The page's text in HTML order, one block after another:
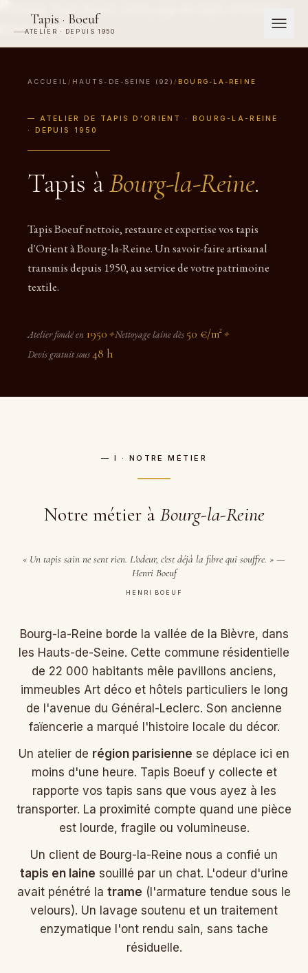
Tapis · Boeuf
ATELIER · DEPUIS 1950
ACCUEIL / HAUTS-DE-SEINE (92) / BOURG-LA-REINE
— ATELIER DE TAPIS D'ORIENT · BOURG-LA-REINE
· DEPUIS 1950
Tapis àBourg-la-Reine.
Tapis Boeuf nettoie, restaure et expertise vos tapis
d'Orient à Bourg-la-Reine. Un savoir-faire artisanal
transmis depuis 1950, au service de votre patrimoine
textile.
Atelier fondé en 1950 ✦Nettoyage laine dès 50 €/m² ✦
Devis gratuit sous48 h
— I · NOTRE MÉTIER
Notre métier à Bourg-la-Reine
« Un tapis sain ne sent rien. L'odeur, c'est déjà la fibre qui souffre. » —
Henri Boeuf
HENRI BOEUF
Bourg-la-Reine borde la vallée de la Bièvre, dans
les Hauts-de-Seine. Cette commune résidentielle
de 22 000 habitants mêle pavillons anciens,
immeubles Art déco et hôtels particuliers le long
de l'avenue du Général-Leclerc. Son ancienne
faïencerie a marqué l'histoire locale du décor.
Un atelier de région parisienne se déplace ici en
moins d'une heure. Tapis Boeuf y collecte et
rapporte vos tapis sans que vous ayez à les
transporter. La proximité compte quand une pièce
est lourde, fragile ou volumineuse.
Un client de Bourg-la-Reine nous a confié un
tapis en laine souillé par un chat. L'odeur d'urine
avait pénétré la trame (l'armature tendue sous le
velours). Un lavage soutenu et un traitement
enzymatique l'ont rendu sain, sans tache
résiduelle.